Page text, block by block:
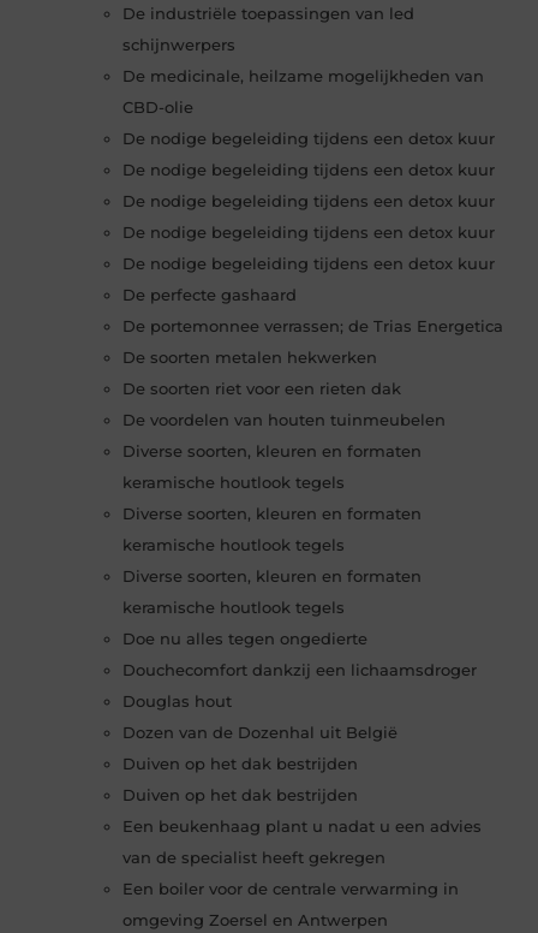
De industriële toepassingen van led
schijnwerpers
De medicinale, heilzame mogelijkheden van
CBD-olie
De nodige begeleiding tijdens een detox kuur
De nodige begeleiding tijdens een detox kuur
De nodige begeleiding tijdens een detox kuur
De nodige begeleiding tijdens een detox kuur
De nodige begeleiding tijdens een detox kuur
De perfecte gashaard
De portemonnee verrassen; de Trias Energetica
De soorten metalen hekwerken
De soorten riet voor een rieten dak
De voordelen van houten tuinmeubelen
Diverse soorten, kleuren en formaten
keramische houtlook tegels
Diverse soorten, kleuren en formaten
keramische houtlook tegels
Diverse soorten, kleuren en formaten
keramische houtlook tegels
Doe nu alles tegen ongedierte
Douchecomfort dankzij een lichaamsdroger
Douglas hout
Dozen van de Dozenhal uit België
Duiven op het dak bestrijden
Duiven op het dak bestrijden
Een beukenhaag plant u nadat u een advies
van de specialist heeft gekregen
Een boiler voor de centrale verwarming in
omgeving Zoersel en Antwerpen